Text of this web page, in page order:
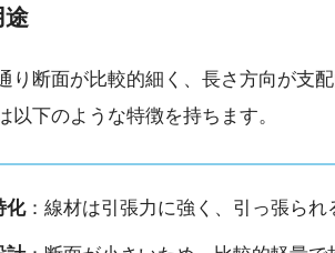
途
り断面が比較的細く、長さ方向が支
以下のような特徴を持ちます。
化：線材は引張力に強く、引っ張られ